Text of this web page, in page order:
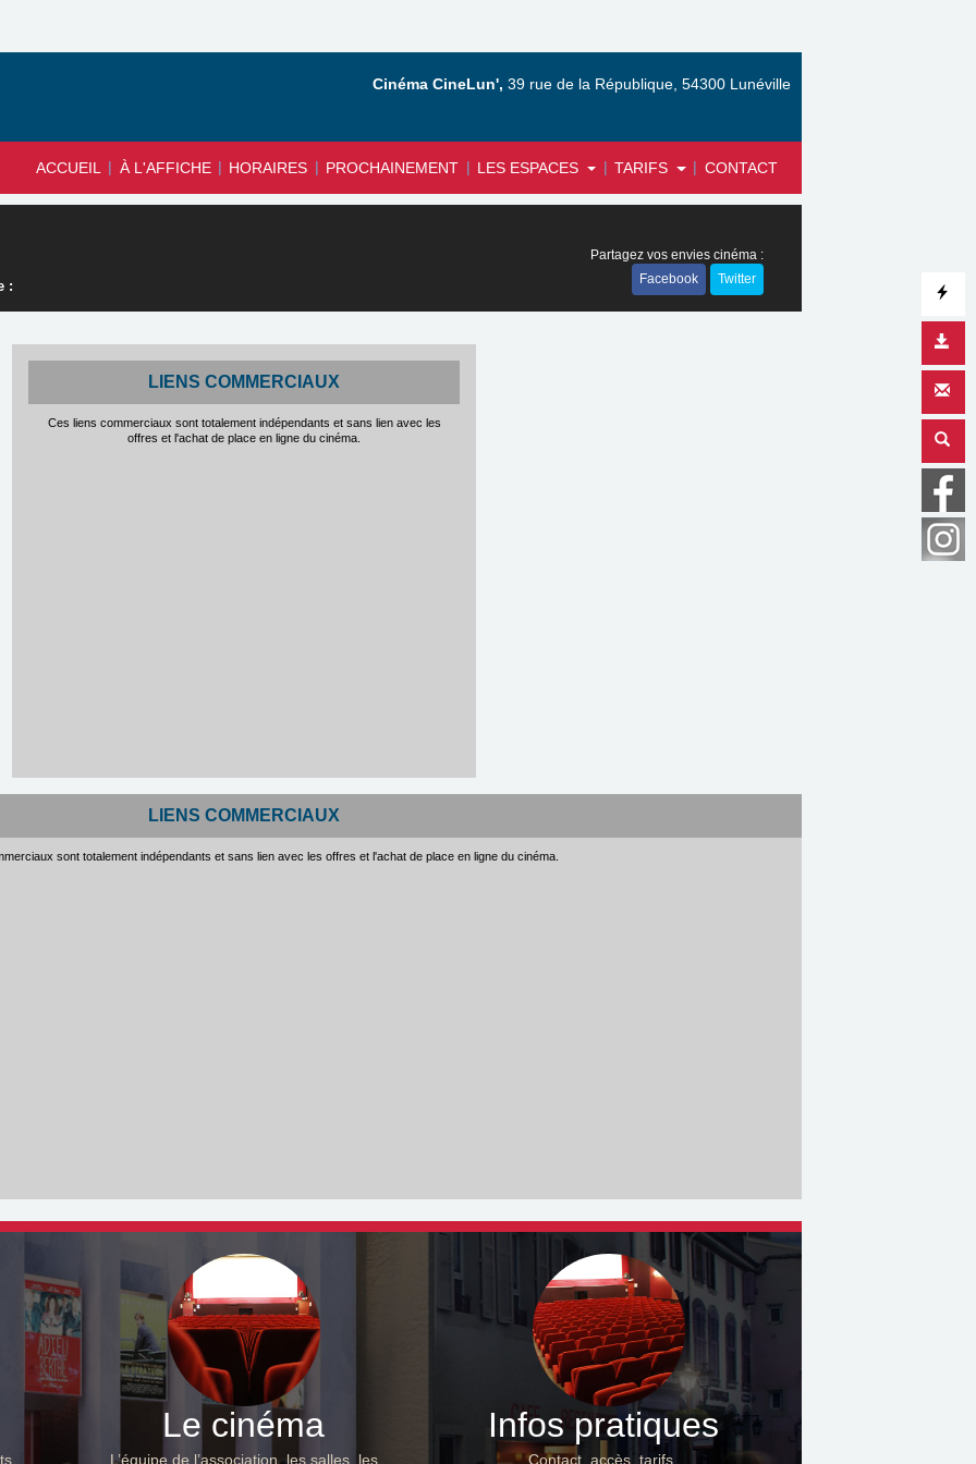
ACCUEIL | À L'AFFICHE | HORAIRES | PROCHAINEMENT | LES ESPACES | TARIFS | CONTACT
Cinéma CineLun', 39 rue de la République, 54300 Lunéville
:
Partagez vos envies cinéma :
Facebook
Twitter
LIENS COMMERCIAUX
Ces liens commerciaux sont totalement indépendants et sans lien avec les
offres et l'achat de place en ligne du cinéma.
LIENS COMMERCIAUX
sont totalement indépendants et sans lien avec les offres et l'achat de place en ligne du cinéma.
Le cinéma
L’équipe de l’association, les salles, les
Infos pratiques
Contact, accès, tarifs…